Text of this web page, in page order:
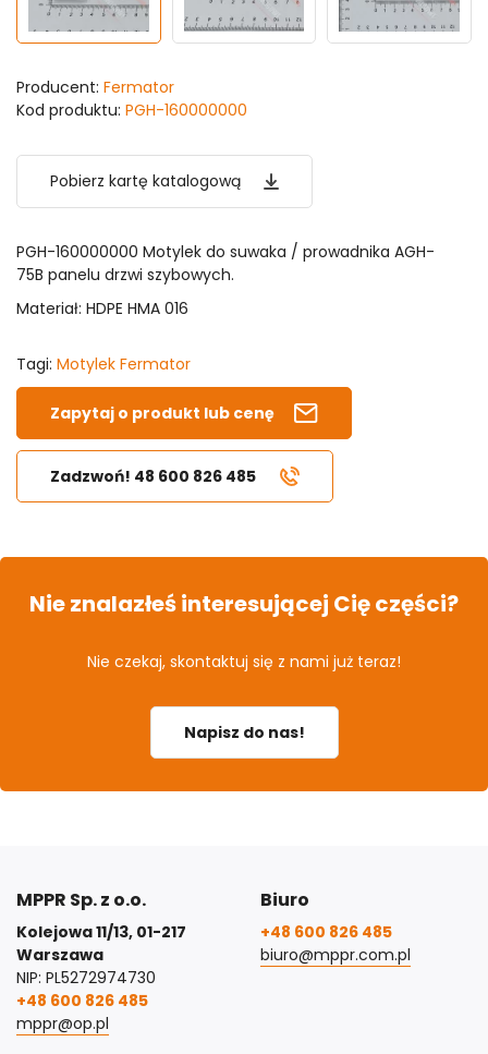
Producent: Fermator
Kod produktu: PGH-160000000
Pobierz kartę katalogową
PGH-160000000 Motylek do suwaka / prowadnika AGH-
75B panelu drzwi szybowych.
Materiał: HDPE HMA 016
Tagi: Motylek Fermator
Zapytaj o produkt lub cenę
Zadzwoń! 48 600 826 485
Nie znalazłeś interesującej Cię części?
Nie czekaj, skontaktuj się z nami już teraz!
Napisz do nas!
MPPR Sp. z o.o.
Kolejowa 11/13, 01-217
Warszawa
NIP: PL5272974730
+48 600 826 485
mppr@op.pl
Biuro
+48 600 826 485
biuro@mppr.com.pl